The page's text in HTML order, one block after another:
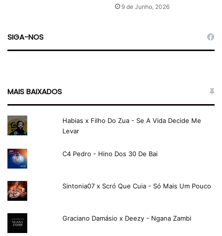
9 de Junho, 2026
SIGA-NOS
MAIS BAIXADOS
Habias x Filho Do Zua - Se A Vida Decide Me
Levar
C4 Pedro - Hino Dos 30 De Bai
Sintonia07 x Scró Que Cuia - Só Mais Um Pouco
Graciano Damásio x Deezy - Ngana Zambi